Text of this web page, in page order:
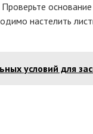
настелить
условий для